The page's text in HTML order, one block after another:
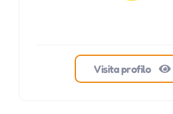
Visita profilo